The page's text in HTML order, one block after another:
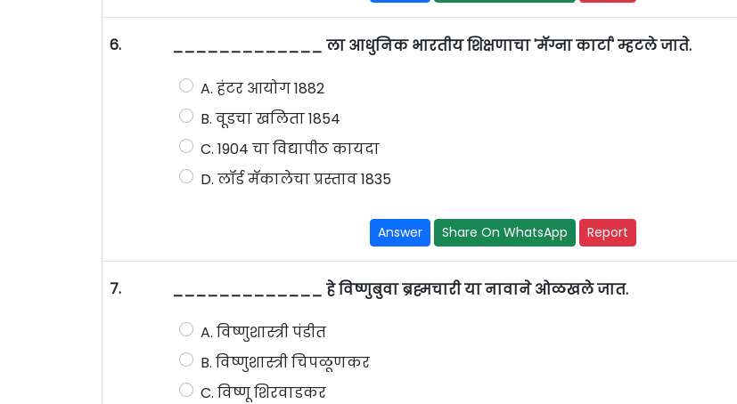
6. _____________ ला आधुनिक भारतीय शिक्षणाचा 'मॅग्ना कार्टा' म्हटले जाते.
A. हंटर आयोग 1882
B. वूडचा खलिता 1854
C. 1904 चा विद्यापीठ कायदा
D. लॉर्ड मॅकालेचा प्रस्ताव 1835
Answer Share On WhatsApp Report
7. _____________ हे विष्णुबुवा ब्रह्मचारी या नावाने ओळखले जात.
A. विष्णुशास्त्री पंडीत
B. विष्णुशास्त्री चिपळूणकर
C. विष्णू शिरवाडकर